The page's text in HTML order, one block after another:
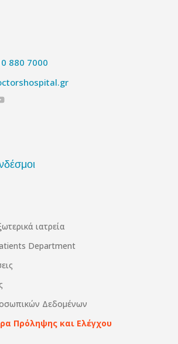
880 7000
ιατρεία
Department
Δεδομένων
Πρόληψης και Ελέγχου